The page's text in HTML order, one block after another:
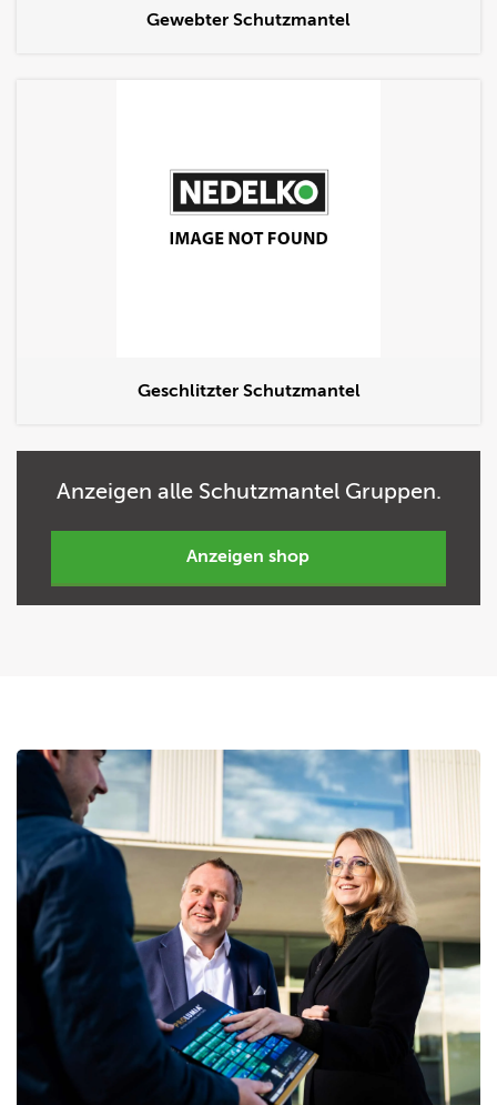
Gewebter Schutzmantel
Geschlitzter Schutzmantel
Anzeigen alle Schutzmantel Gruppen.
anzeigen shop